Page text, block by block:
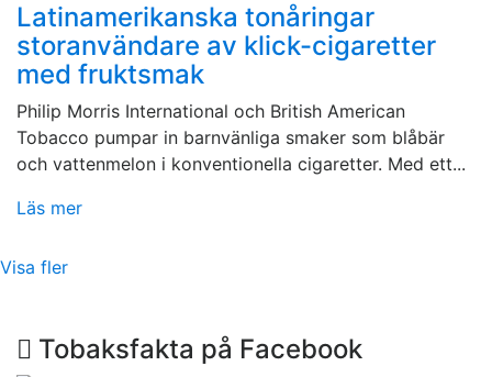
Latinamerikanska tonåringar
storanvändare av klick-cigaretter
med fruktsmak
Philip Morris International och British American
Tobacco pumpar in barnvänliga smaker som blåbär
och vattenmelon i konventionella cigaretter. Med ett...
Läs mer
Visa fler
Tobaksfakta på Facebook